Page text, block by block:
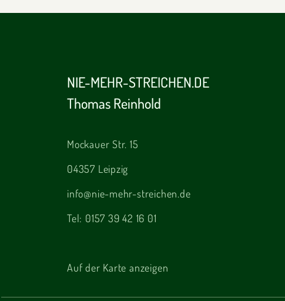
NIE-MEHR-STREICHEN.DE
Thomas Reinhold
Mockauer Str. 15
04357 Leipzig
info@nie-mehr-streichen.de
Tel: 0157 39 42 16 01
Auf der Karte anzeigen